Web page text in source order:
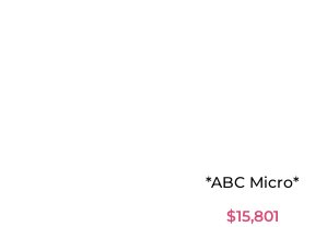
*ABC Micro*
$15,801